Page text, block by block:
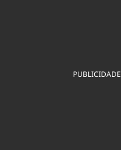
PUBLICIDADE